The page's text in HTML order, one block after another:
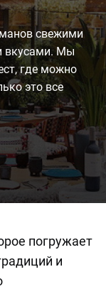
свежими
вкусами. Мы
где можно
это все
погружает
и